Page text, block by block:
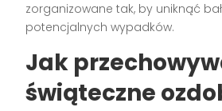
zorganizowane tak, by uniknąć
potencjalnych wypadków.
Jak
świąteczne